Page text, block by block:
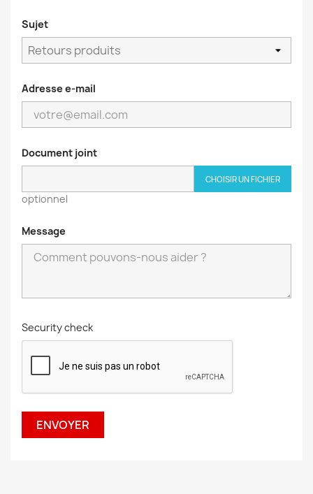
Sujet
Adresse e-mail
Document joint
CHOISIR UN FICHIER
optionnel
Message
Security check